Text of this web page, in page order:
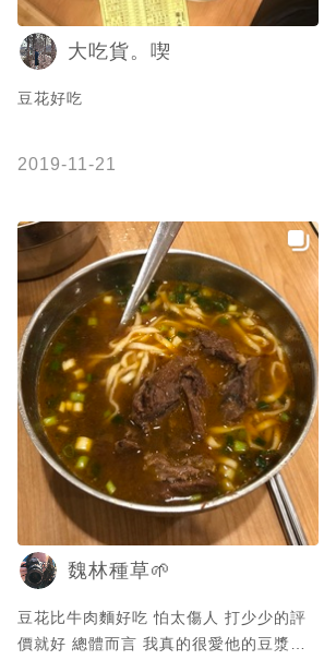
大吃貨。喫
豆花好吃
2019-11-21
魏林種草🌱
豆花比牛肉麵好吃 怕太傷人 打少少的評
價就好 總體而言 我真的很愛他的豆漿豆